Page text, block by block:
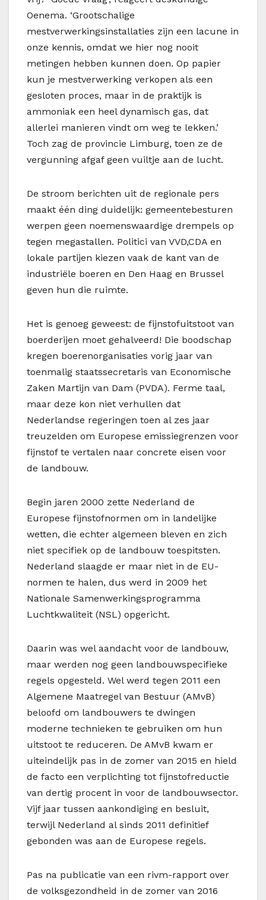
Oenema. ‘Grootschalige
mestverwerkingsinstallaties zijn een lacune in
onze kennis, omdat we hier nog nooit
metingen hebben kunnen doen. Op papier
kun je mestverwerking verkopen als een
gesloten proces, maar in de praktijk is
ammoniak een heel dynamisch gas, dat
allerlei manieren vindt om weg te lekken.’
Toch zag de provincie Limburg, toen ze de
vergunning afgaf geen vuiltje aan de lucht.
De stroom berichten uit de regionale pers
maakt één ding duidelijk: gemeentebesturen
werpen geen noemenswaardige drempels op
tegen megastallen. Politici van VVD,CDA en
lokale partijen kiezen vaak de kant van de
industriële boeren en Den Haag en Brussel
geven hun die ruimte.
Het is genoeg geweest: de fijnstofuitstoot van
boerderijen moet gehalveerd! Die boodschap
kregen boerenorganisaties vorig jaar van
toenmalig staatssecretaris van Economische
Zaken Martijn van Dam (PVDA). Ferme taal,
maar deze kon niet verhullen dat
Nederlandse regeringen toen al zes jaar
treuzelden om Europese emissiegrenzen voor
fijnstof te vertalen naar concrete eisen voor
de landbouw.
Begin jaren 2000 zette Nederland de
Europese fijnstofnormen om in landelijke
wetten, die echter algemeen bleven en zich
niet specifiek op de landbouw toespitsten.
Nederland slaagde er maar niet in de EU-
normen te halen, dus werd in 2009 het
Nationale Samenwerkingsprogramma
Luchtkwaliteit (NSL) opgericht.
Daarin was wel aandacht voor de landbouw,
maar werden nog geen landbouwspecifieke
regels opgesteld. Wel werd tegen 2011 een
Algemene Maatregel van Bestuur (AMvB)
beloofd om landbouwers te dwingen
moderne technieken te gebruiken om hun
uitstoot te reduceren. De AMvB kwam er
uiteindelijk pas in de zomer van 2015 en hield
de facto een verplichting tot fijnstofreductie
van dertig procent in voor de landbouwsector.
Vijf jaar tussen aankondiging en besluit,
terwijl Nederland al sinds 2011 definitief
gebonden was aan de Europese regels.
Pas na publicatie van een rivm-rapport over
de volksgezondheid in de zomer van 2016